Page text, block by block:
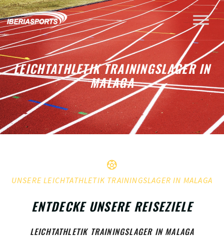
LEICHTATHLETIK TRAININGSLAGER IN
MALAGA
UNSERE LEICHTATHLETIK TRAININGSLAGER IN MALAGA
ENTDECKE UNSERE REISEZIELE
LEICHTATHLETIK TRAININGSLAGER IN MALAGA